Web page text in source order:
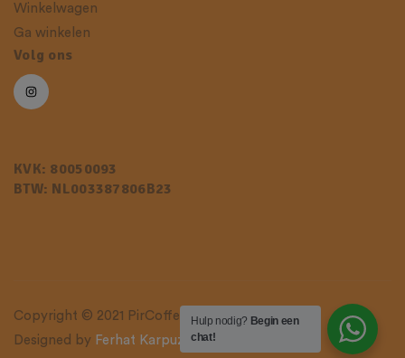
Winkelwagen
Ga winkelen
Volg ons
KVK: 80050093
BTW: NL003387806B23
Copyright © 2021 PirCoffee. All Rights Reserved.
Designed by Ferhat Karpuzoğlu
Hulp nodig? Begin een
chat!